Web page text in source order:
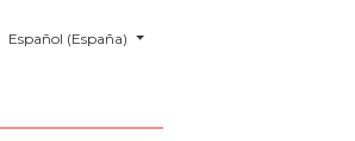
Español (España)